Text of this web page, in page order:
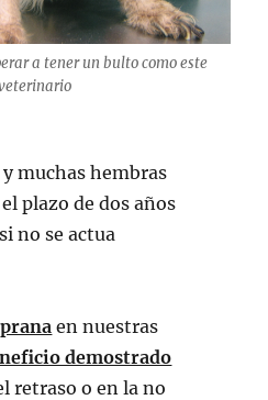
a tener un bulto como este
y muchas hembras
plazo de dos años
no se actua
en nuestras
demostrado
retraso o en la no